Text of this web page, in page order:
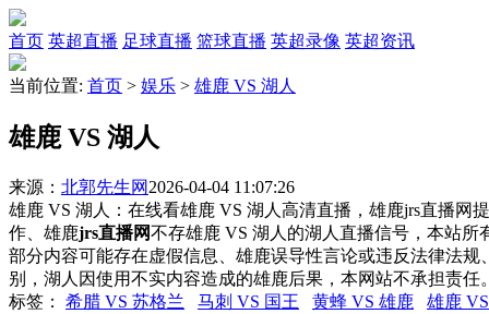
首页 英超直播 足球直播 篮球直播 英超录像 英超资讯
当前位置: 首页 > 娱乐 > 雄鹿 VS 湖人
雄鹿 VS 湖人
来源： 北郭先生网 2026-04-04 11:07:26
雄鹿 VS 湖人：在线看雄鹿 VS 湖人高清直播，雄鹿jrs直播网
作、雄鹿jrs直播网不存雄鹿 VS 湖人的湖人直播信号，本站
部分内容可能存在虚假信息、雄鹿误导性言论或违反法律法规
别，湖人因使用不实内容造成的雄鹿后果，本网站不承担责任
标签 ： 希腊 VS 苏格兰 马刺 VS 国王 黄蜂 VS 雄鹿
雄鹿